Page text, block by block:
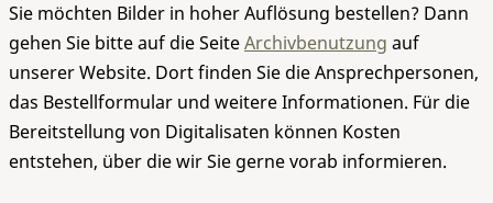
Sie möchten Bilder in hoher Auflösung bestellen? Dann
gehen Sie bitte auf die SeiteArchivbenutzung auf
unserer Website. Dort finden Sie die Ansprechpersonen,
das Bestellformular und weitere Informationen. Für die
Bereitstellung von Digitalisaten können Kosten
entstehen, über die wir Sie gerne vorab informieren.